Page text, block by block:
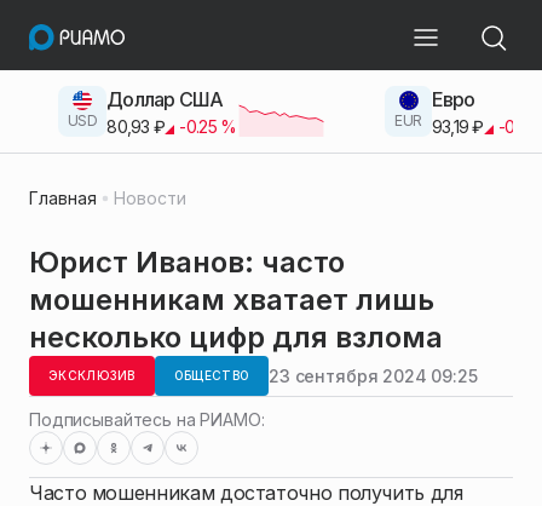
USD
Доллар США
80,93 ₽ -0.25% EUR
Евро
93,19 ₽ -0.42
Главная Новости
Юрист Иванов: часто
мошенникам хватает лишь
несколько цифр для взлома
ЭКСКЛЮЗИВ ОБЩЕСТВО 23 сентября 2024 09:25
Подписывайтесь на РИАМО:
Часто мошенникам достаточно получить для